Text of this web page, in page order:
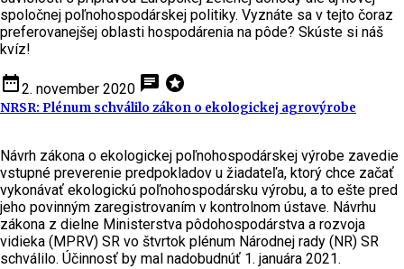
spoločnej poľnohospodárskej politiky. Vyznáte sa v tejto čoraz
preferovanejšej oblasti hospodárenia na pôde? Skúste si náš
kvíz!
date_range2. november 2020 chat stars
NRSR: Plénum schválilo zákon o ekologickej agrovýrobe
Návrh zákona o ekologickej poľnohospodárskej výrobe zavedie
vstupné preverenie predpokladov u žiadateľa, ktorý chce začať
vykonávať ekologickú poľnohospodársku výrobu, a to ešte pred
jeho povinným zaregistrovaním v kontrolnom ústave. Návrhu
zákona z dielne Ministerstva pôdohospodárstva a rozvoja
vidieka (MPRV) SR vo štvrtok plénum Národnej rady (NR) SR
schválilo. Účinnosť by mal nadobudnúť 1. januára 2021.